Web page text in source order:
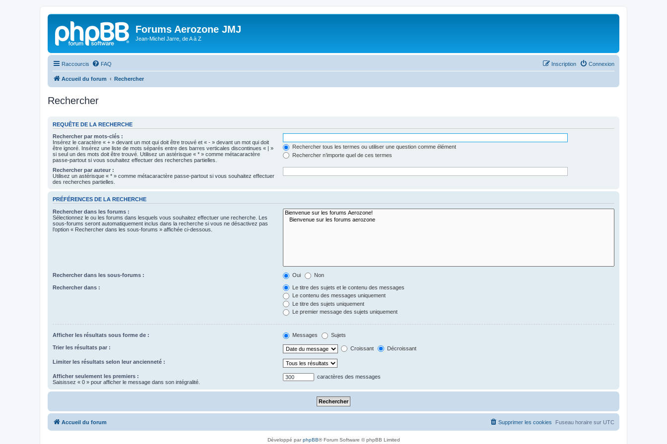
Forums Aerozone JMJ
Jean-Michel Jarre, de A à Z
Raccourcis FAQ Connexion
Inscription
Accueil du forum Rechercher
Rechercher
REQUÊTE DE LA RECHERCHE
Rechercher par mots-clés :
Insérez le caractère « + » devant un mot qui doit être trouvé et « - » devant un mot qui doit
être ignoré. Insérez une liste de mots séparés entre des barres verticales discontinues « | »
si seul un des mots doit être trouvé. Utilisez un astérisque « * » comme métacaractère
passe-partout si vous souhaitez effectuer des recherches partielles.
Rechercher tous les termes ou utiliser une question comme élément
Rechercher n’importe quel de ces termes
Rechercher par auteur :
Utilisez un astérisque « * » comme métacaractère passe-partout si vous souhaitez effectuer
des recherches partielles.
PRÉFÉRENCES DE LA RECHERCHE
Rechercher dans les forums :
Sélectionnez le ou les forums dans lesquels vous souhaitez effectuer une recherche. Les
sous-forums seront automatiquement inclus dans la recherche si vous ne désactivez pas
l’option « Rechercher dans les sous-forums » affichée ci-dessous.
Rechercher dans les sous-forums : Oui Non
Rechercher dans :
Le titre des sujets et le contenu des messages
Le contenu des messages uniquement
Le titre des sujets uniquement
Le premier message des sujets uniquement
Afficher les résultats sous forme de : Messages Sujets
Trier les résultats par : Croissant Décroissant
Limiter les résultats selon leur ancienneté :
Afficher seulement les premiers :
Saisissez « 0 » pour afficher le message dans son intégralité.
caractères des messages
Accueil du forum Fuseau horaire sur UTC
Supprimer les cookies
Développé parphpBB® Forum Software © phpBB Limited